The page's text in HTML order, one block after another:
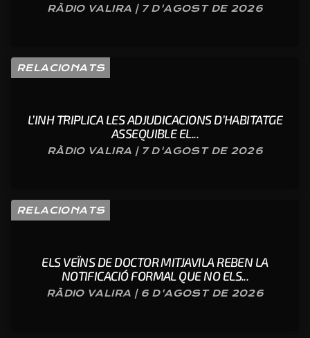
RÀDIO VALIRA | 7 D'AGOST DE 2026
RELACIONATS
L’INH TRIPLICA LES ADJUDICACIONS D’HABITATGE
ASSEQUIBLE EL...
RÀDIO VALIRA | 7 D'AGOST DE 2026
RELACIONATS
ELS VEÏNS DE DOCTOR MITJAVILA REBEN LA
NOTIFICACIÓ FORMAL QUE NO ELS...
RÀDIO VALIRA | 6 D'AGOST DE 2026